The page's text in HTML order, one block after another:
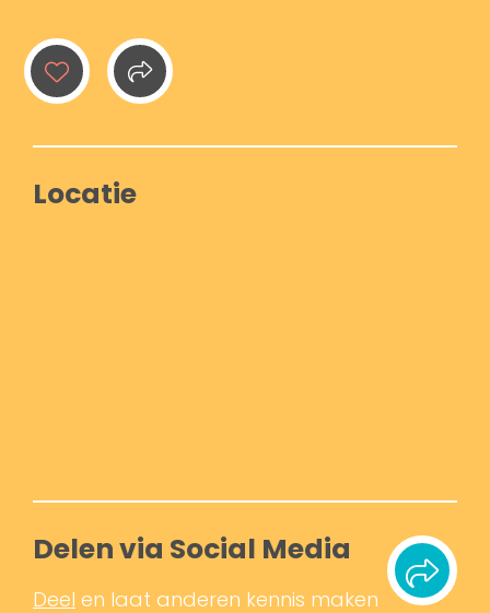
Locatie
Delen via Social Media
Deel en laat anderen kennis maken